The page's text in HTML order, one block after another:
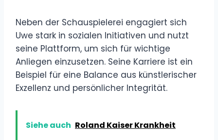
Neben der Schauspielerei engagiert sich
Uwe stark in sozialen Initiativen und nutzt
seine Plattform, um sich für wichtige
Anliegen einzusetzen. Seine Karriere ist ein
Beispiel für eine Balance aus künstlerischer
Exzellenz und persönlicher Integrität.
Siehe auch Roland Kaiser Krankheit